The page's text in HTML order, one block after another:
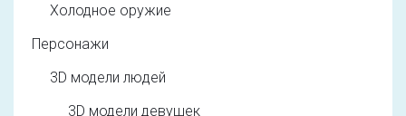
Холодное оружие
Персонажи
3D модели людей
3D модели девушек